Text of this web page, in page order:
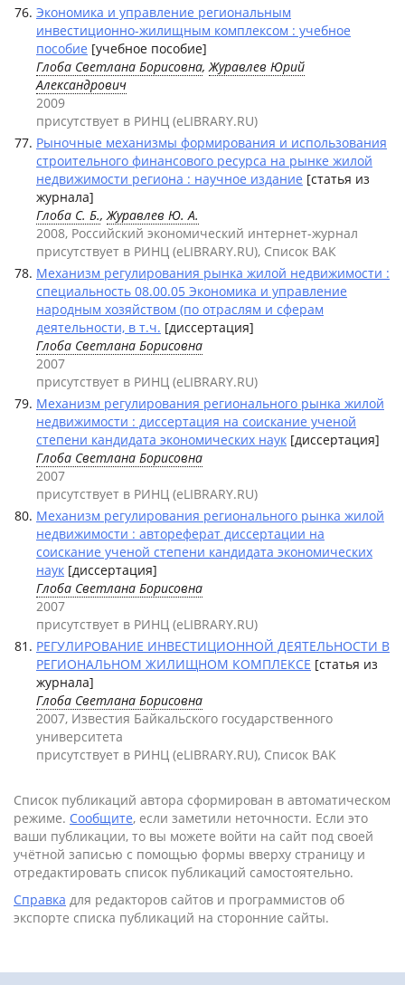
Экономика и управление региональным
инвестиционно-жилищным комплексом : учебное
пособие [учебное пособие]
Глоба Светлана Борисовна,Журавлев Юрий
Александрович
2009
присутствует в РИНЦ (eLIBRARY.RU)
Рыночные механизмы формирования и использования
строительного финансового ресурса на рынке жилой
недвижимости региона : научное издание [статья из
журнала]
Глоба С. Б.,Журавлев Ю. А.
2008, Российский экономический интернет-журнал
присутствует в РИНЦ (eLIBRARY.RU), Список ВАК
Механизм регулирования рынка жилой недвижимости :
специальность 08.00.05 Экономика и управление
народным хозяйством (по отраслям и сферам
деятельности, в т.ч. [диссертация]
Глоба Светлана Борисовна
2007
присутствует в РИНЦ (eLIBRARY.RU)
Механизм регулирования регионального рынка жилой
недвижимости : диссертация на соискание ученой
степени кандидата экономических наук [диссертация]
Глоба Светлана Борисовна
2007
присутствует в РИНЦ (eLIBRARY.RU)
Механизм регулирования регионального рынка жилой
недвижимости : автореферат диссертации на
соискание ученой степени кандидата экономических
наук [диссертация]
Глоба Светлана Борисовна
2007
присутствует в РИНЦ (eLIBRARY.RU)
РЕГУЛИРОВАНИЕ ИНВЕСТИЦИОННОЙ ДЕЯТЕЛЬНОСТИ В
РЕГИОНАЛЬНОМ ЖИЛИЩНОМ КОМПЛЕКСЕ [статья из
журнала]
Глоба Светлана Борисовна
2007, Известия Байкальского государственного
университета
присутствует в РИНЦ (eLIBRARY.RU), Список ВАК
Список публикаций автора сформирован в автоматическом
режиме. Сообщите, если заметили неточности. Если это
ваши публикации, то вы можете войти на сайт под своей
учётной записью с помощью формы вверху страницу и
отредактировать список публикаций самостоятельно.
Справка для редакторов сайтов и программистов об
экспорте списка публикаций на сторонние сайты.